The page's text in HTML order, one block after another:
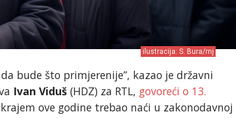
ilustracija: S. Bura/mj
bude što primjerenije”, kazao je državni
Ivan Viduš (HDZ) za RTL, govoreći o 13.
ove godine trebao naći u zakonodavnoj